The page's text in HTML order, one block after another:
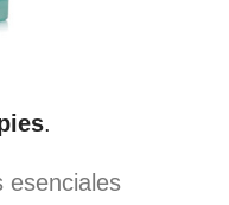
.
esenciales